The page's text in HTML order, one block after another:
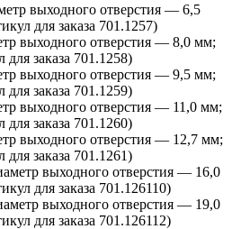
выходного отверстия — 6,5
для заказа 701.1257)
выходного отверстия — 8,0 мм;
заказа 701.1258)
выходного отверстия — 9,5 мм;
заказа 701.1259)
выходного отверстия — 11,0 мм;
заказа 701.1260)
выходного отверстия — 12,7 мм;
заказа 701.1261)
выходного отверстия — 16,0
для заказа 701.126110)
выходного отверстия — 19,0
для заказа 701.126112)